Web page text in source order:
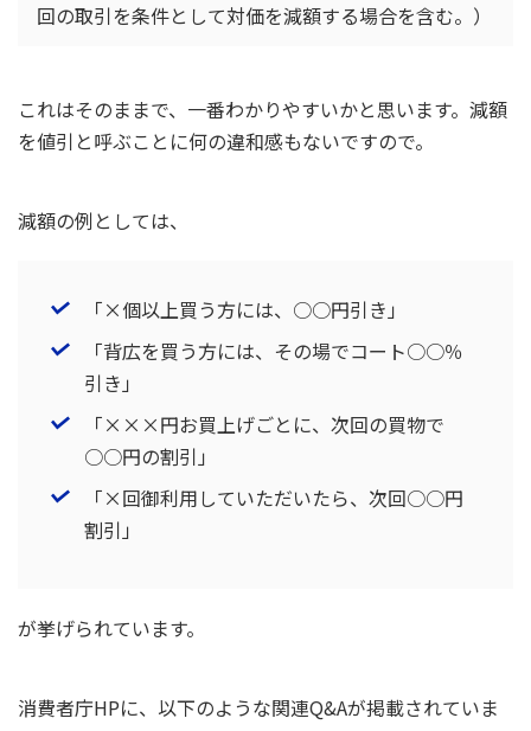
回の取引を条件として対価を減額する場合を含む。）
これはそのままで、一番わかりやすいかと思います。減額
を値引と呼ぶことに何の違和感もないですので。
減額の例としては、
「×個以上買う方には、○○円引き」
「背広を買う方には、その場でコート○○％
引き」
「×××円お買上げごとに、次回の買物で
○○円の割引」
「×回御利用していただいたら、次回○○円
割引」
が挙げられています。
消費者庁HPに、以下のような関連Q&Aが掲載されていま